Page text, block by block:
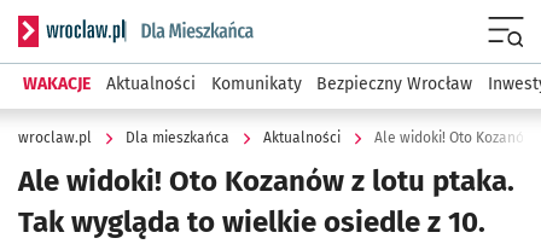
Serwis informacyjny wroclaw.pl podserwis: Dla mieszkańca
WAKACJE Aktualności Komunikaty Bezpieczny Wrocław
wroclaw.pl Dla mieszkańca Aktualności
Ale widoki! Oto Kozanów z lotu ptaka.
Tak wygląda to wielkie osiedle z 10.